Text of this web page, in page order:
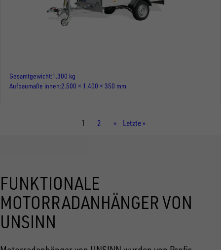
Gesamtgewicht 1.300 kg
Aufbaumaße innen 2.500 × 1.400 × 350 mm
Aktuelle
1 Seite
2
Nächste
››
Letzte
Letzte »
FUNKTIONALE
MOTORRADANHÄNGER VON
UNSINN